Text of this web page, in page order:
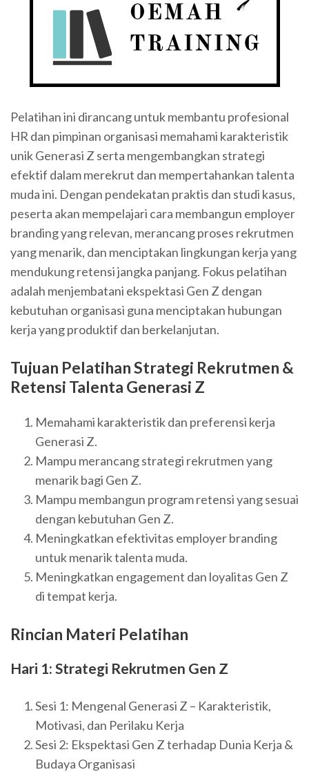
Pelatihan ini dirancang untuk membantu profesional
HR dan pimpinan organisasi memahami karakteristik
unik Generasi Z serta mengembangkan strategi
efektif dalam merekrut dan mempertahankan talenta
muda ini. Dengan pendekatan praktis dan studi kasus,
peserta akan mempelajari cara membangun employer
branding yang relevan, merancang proses rekrutmen
yang menarik, dan menciptakan lingkungan kerja yang
mendukung retensi jangka panjang. Fokus pelatihan
adalah menjembatani ekspektasi Gen Z dengan
kebutuhan organisasi guna menciptakan hubungan
kerja yang produktif dan berkelanjutan.
Tujuan Pelatihan Strategi Rekrutmen &
Retensi Talenta Generasi Z
Memahami karakteristik dan preferensi kerja
Generasi Z.
Mampu merancang strategi rekrutmen yang
menarik bagi Gen Z.
Mampu membangun program retensi yang sesuai
dengan kebutuhan Gen Z.
Meningkatkan efektivitas employer branding
untuk menarik talenta muda.
Meningkatkan engagement dan loyalitas Gen Z
di tempat kerja.
Rincian Materi Pelatihan
Hari 1: Strategi Rekrutmen Gen Z
Sesi 1: Mengenal Generasi Z – Karakteristik,
Motivasi, dan Perilaku Kerja
Sesi 2: Ekspektasi Gen Z terhadap Dunia Kerja &
Budaya Organisasi